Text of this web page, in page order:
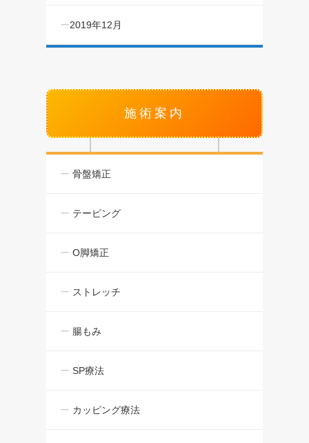
2019年12月
施術案内
骨盤矯正
テーピング
O脚矯正
ストレッチ
腸もみ
SP療法
カッピング療法